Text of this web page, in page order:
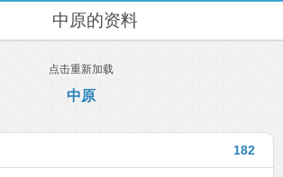
中原的资料
点击重新加载
中原
182